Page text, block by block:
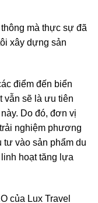
mà thực sự đã
xây dựng sản
điểm đến biển
vẫn sẽ là ưu tiên
Do đó, đơn vị
nghiệm phương
tư vào sản phẩm du
hoạt tăng lựa
của Lux Travel